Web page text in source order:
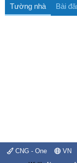
Tường nhà Bài
CNG - One VN